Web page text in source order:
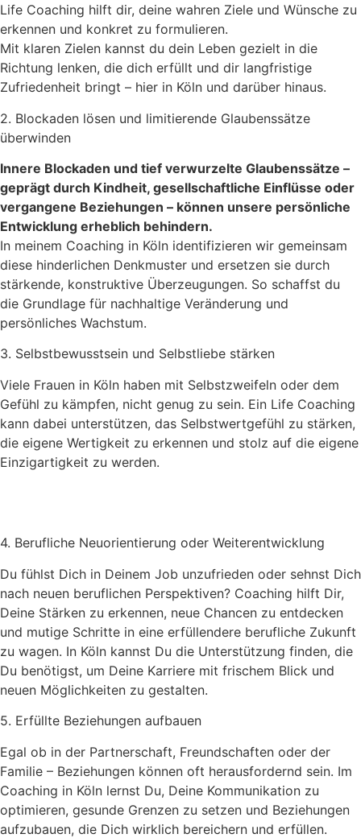
Life Coaching hilft dir, deine wahren Ziele und Wünsche zu
erkennen und konkret zu formulieren.
Mit klaren Zielen kannst du dein Leben gezielt in die
Richtung lenken, die dich erfüllt und dir langfristige
Zufriedenheit bringt – hier in Köln und darüber hinaus.
2. Blockaden lösen und limitierende Glaubenssätze
überwinden
Innere Blockaden und tief verwurzelte Glaubenssätze –
geprägt durch Kindheit, gesellschaftliche Einflüsse oder
vergangene Beziehungen – können unsere persönliche
Entwicklung erheblich behindern.
In meinem Coaching in Köln identifizieren wir gemeinsam
diese hinderlichen Denkmuster und ersetzen sie durch
stärkende, konstruktive Überzeugungen. So schaffst du
die Grundlage für nachhaltige Veränderung und
persönliches Wachstum.
3. Selbstbewusstsein und Selbstliebe stärken
Viele Frauen in Köln haben mit Selbstzweifeln oder dem
Gefühl zu kämpfen, nicht genug zu sein. Ein Life Coaching
kann dabei unterstützen, das Selbstwertgefühl zu stärken,
die eigene Wertigkeit zu erkennen und stolz auf die eigene
Einzigartigkeit zu werden.
4. Berufliche Neuorientierung oder Weiterentwicklung
Du fühlst Dich in Deinem Job unzufrieden oder sehnst Dich
nach neuen beruflichen Perspektiven? Coaching hilft Dir,
Deine Stärken zu erkennen, neue Chancen zu entdecken
und mutige Schritte in eine erfüllendere berufliche Zukunft
zu wagen. In Köln kannst Du die Unterstützung finden, die
Du benötigst, um Deine Karriere mit frischem Blick und
neuen Möglichkeiten zu gestalten.
5. Erfüllte Beziehungen aufbauen
Egal ob in der Partnerschaft, Freundschaften oder der
Familie – Beziehungen können oft herausfordernd sein. Im
Coaching in Köln lernst Du, Deine Kommunikation zu
optimieren, gesunde Grenzen zu setzen und Beziehungen
aufzubauen, die Dich wirklich bereichern und erfüllen.